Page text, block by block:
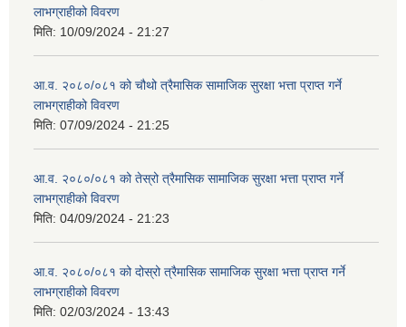
लाभग्राहीको विवरण
मिति: 10/09/2024 - 21:27
आ.व. २०८०/०८१ को चौथो त्रैमासिक सामाजिक सुरक्षा भत्ता प्राप्त गर्ने
लाभग्राहीको विवरण
मिति: 07/09/2024 - 21:25
आ.व. २०८०/०८१ को तेस्रो त्रैमासिक सामाजिक सुरक्षा भत्ता प्राप्त गर्ने
लाभग्राहीको विवरण
मिति: 04/09/2024 - 21:23
आ.व. २०८०/०८१ को दोस्रो त्रैमासिक सामाजिक सुरक्षा भत्ता प्राप्त गर्ने
लाभग्राहीको विवरण
मिति: 02/03/2024 - 13:43